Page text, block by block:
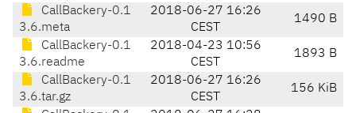
CallBackery-0.1
3.6.meta
2018-06-27 16:26
CEST
1490 B
CallBackery-0.1
3.6.readme
2018-04-23 10:56
CEST
1893 B
CallBackery-0.1
3.6.tar.gz
2018-06-27 16:26
CEST
156 KiB